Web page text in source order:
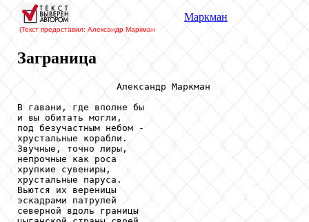
(Текст предоставил: Александр Маркман
Маркман
Заграница
                  Александр Маркман
В гавани, где вполне бы
и вы обитать могли,
под безучастным небом -
хрустальные корабли.
Звучные, точно лиры,
непрочные как роса
хрупкие сувениры,
хрустальные паруса.
Вьются их вереницы
эскадрами патрулей
северной вдоль границы